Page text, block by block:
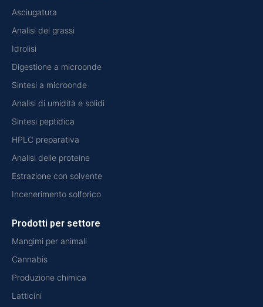
Asciugatura
Analisi dei grassi
Idrolisi
Digestione a microonde
Sintesi a microonde
Analisi di umidità e solidi
Sintesi peptidica
HPLC preparativa
Analisi delle proteine
Estrazione con solvente
Incenerimento solforico
Prodotti per settore
Mangimi per animali
Cannabis
Produzione chimica
Latticini